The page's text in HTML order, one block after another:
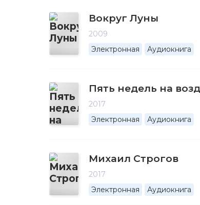
Вокруг Луны
2009
Электронная
Аудиокнига
Пять недель на
2017
Электронная
Аудиокнига
Михаил Строгов
2017
Электронная
Аудиокнига